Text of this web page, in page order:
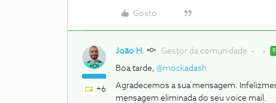
Gosto
+6
João H. Gestor da comunidade
Boa tarde, @mockadash
Agradecemos a sua mensagem.
mensagem eliminada do seu voice mail.